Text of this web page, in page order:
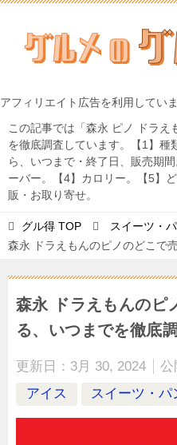
アフィリエイト広告を利用していま
この記事では「森永 ピノ ドラえ
を徹底調査しています。【1】種
ら、いつまで・終了日、販売期
ーバー。【4】カロリー。【5】
販・お取り寄せ。
グル得 TOP スイーツ・
森永 ドラえもんのピノのどこで売
森永 ドラえもんのピ
る、いつまでを徹底
更新日： 3月 30, 2024 公
アイス
スイーツ・パ